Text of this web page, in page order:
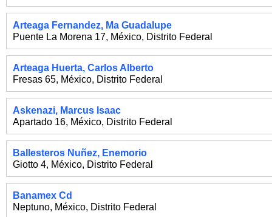
Arteaga Fernandez, Ma Guadalupe
Puente La Morena 17, México, Distrito Federal
Arteaga Huerta, Carlos Alberto
Fresas 65, México, Distrito Federal
Askenazi, Marcus Isaac
Apartado 16, México, Distrito Federal
Ballesteros Nuñez, Enemorio
Giotto 4, México, Distrito Federal
Banamex Cd
Neptuno, México, Distrito Federal